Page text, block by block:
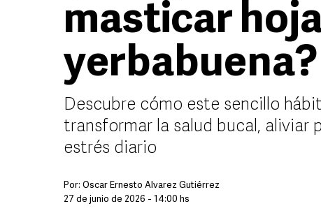
masticar
yerbabuena?
Descubre cómo este sencillo
transformar la salud bucal, aliviar
estrés diario
Por: Óscar Ernesto Álvarez Gutiérrez
27 de junio de 2026 - 14:00 hs